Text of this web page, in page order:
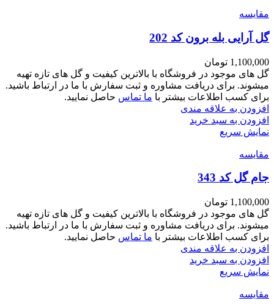
مقايسه
گل آرایی بله برون کد 202
1,100,000 تومان
گل های موجود در فروشگاه با بالاترین کیفیت و گل های تازه تهیه
میشوند. برای دریافت مشاوره و ثبت سفارش با ما در ارتباط باشید.
برای کسب اطلاعات بیشتر با ما تماس حاصل نمایید.
افزودن به علاقه مندی
افزودن به سبد خرید
نمایش سریع
مقايسه
جام گل کد 343
1,100,000 تومان
گل های موجود در فروشگاه با بالاترین کیفیت و گل های تازه تهیه
میشوند. برای دریافت مشاوره و ثبت سفارش با ما در ارتباط باشید.
برای کسب اطلاعات بیشتر با ما تماس حاصل نمایید.
افزودن به علاقه مندی
افزودن به سبد خرید
نمایش سریع
مقايسه